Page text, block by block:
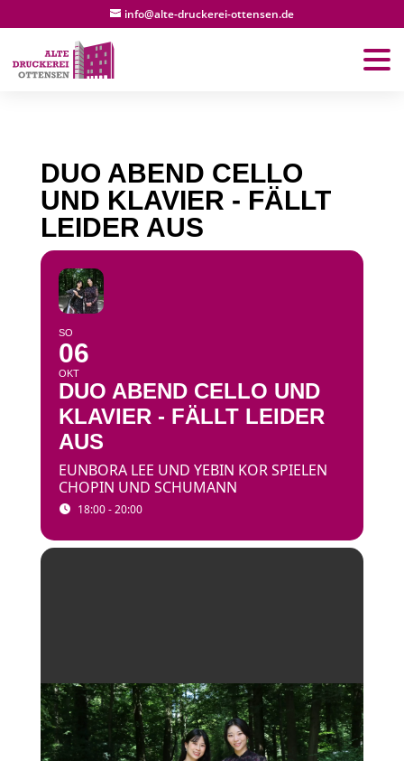
info@alte-druckerei-ottensen.de
DUO ABEND CELLO
UND KLAVIER - FÄLLT
LEIDER AUS
SO
06
OKT
DUO ABEND CELLO UND
KLAVIER - FÄLLT LEIDER
AUS
EUNBORA LEE UND YEBIN KOR SPIELEN
CHOPIN UND SCHUMANN
18:00 - 20:00